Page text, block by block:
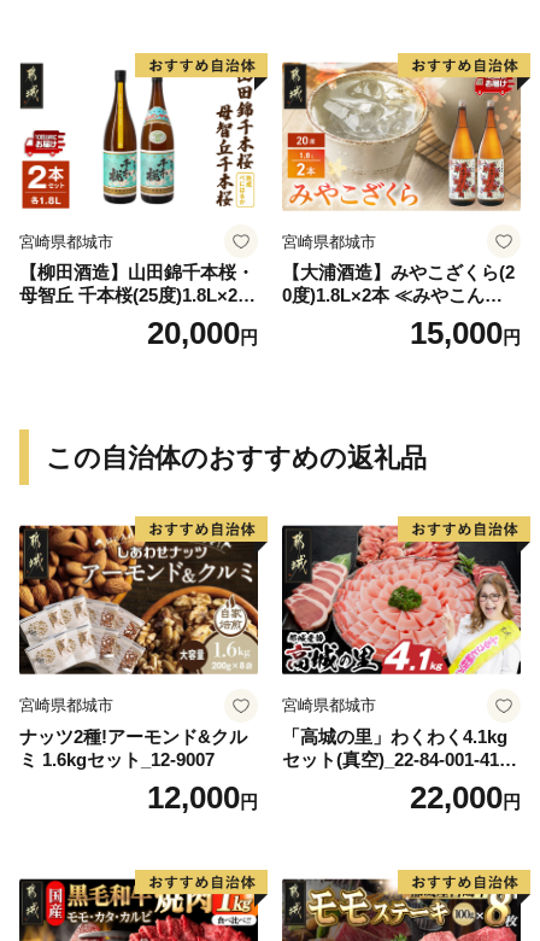
宮崎県都城市
【柳田酒造】山田錦千本桜・
母智丘 千本桜(25度)1.8L×2本
≪みやこんじょ特急便≫_AC
20,000円
宮崎県都城市
【大浦酒造】みやこざくら(2
0度)1.8L×2本 ≪みやこんじょ
特急便≫_MJ-077115,000円
この自治体のおすすめの返礼品
宮崎県都城市
ナッツ2種!アーモンド&クル
ミ 1.6kgセット_12-9007
12,000円
宮崎県都城市
「高城の里」わくわく4.1kg
セット(真空)_22-84-001-4100
22,000円